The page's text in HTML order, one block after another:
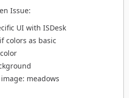
Issue:
UI with ISDesk
colors as basic
meadows